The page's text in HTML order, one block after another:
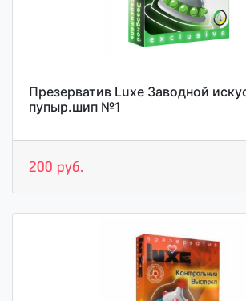
Презерватив Luxe Заводной
пупыр.шип №1
200 руб.